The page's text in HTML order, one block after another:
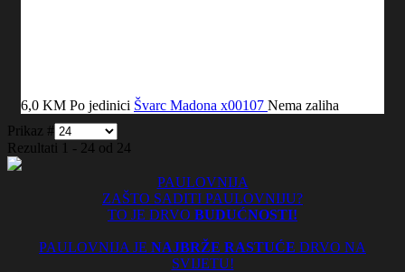
6,0 KM Po jedinici Švarc Madona x00107 Nema zaliha
Prikaz #
Rezultati 1 - 24 od 24
PAULOVNIJA
ZAŠTO SADITI PAULOVNIJU?
TO JE DRVO BUDUĆNOSTI!
PAULOVNIJA JE NAJBRŽE RASTUĆE DRVO NA
SVIJETU!